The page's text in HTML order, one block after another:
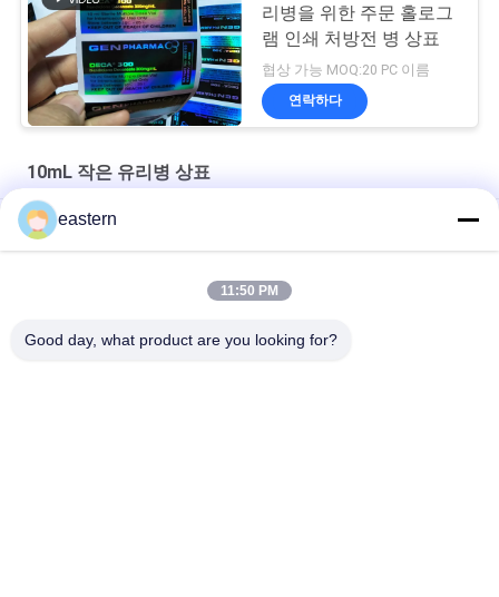
리병을 위한 주문 홀로그
램 인쇄 처방전 병 상표
협상 가능 MOQ:20 PC 이름
연락하다
10mL 작은 유리병 상표
티르제 파티드 20mg 2 ML 펩타이드 바이알 병 라벨 스티커 인쇄
eastern
11:50 PM
Good day, what product are you looking for?